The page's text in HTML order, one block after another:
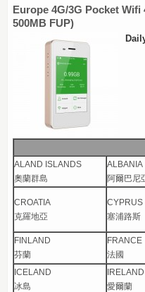
Europe 4G/3G Pocket
500MB FUP)
ALAND ISLANDS
奧蘭群島
ALBANIA
阿爾巴尼
CROATIA
克羅地亞
CYPRUS
塞浦路斯
FINLAND
芬蘭
FRANCE
法國
ICELAND
冰島
IRELAND
愛爾蘭